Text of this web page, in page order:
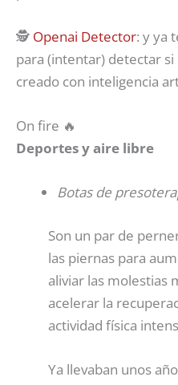
🕵️ Openai Detector: y ya
para (intentar) detectar
creado con inteligencia
On fire 🔥
Deportes y aire libre
Botas de
Son un par de
las piernas para
aliviar las molestias
acelerar la
actividad física
Ya llevaban unos